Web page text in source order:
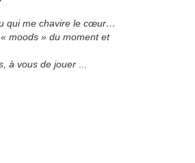
qui me chavire le cœur…
moods » du moment et
à vous de jouer